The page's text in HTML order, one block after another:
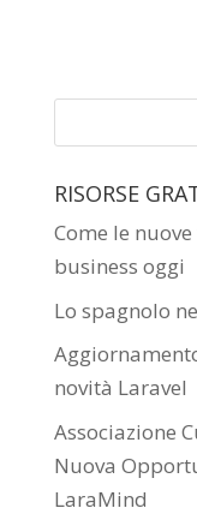
RISORSE
Come le
business oggi
Lo spagnolo
novità Laravel
Associazione
Nuova
LaraMind